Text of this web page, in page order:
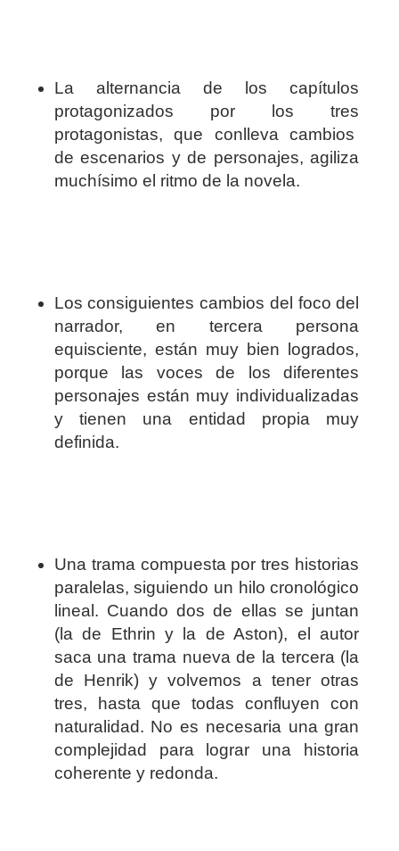
La alternancia de los capítulos
protagonizados por los tres
protagonistas, que conlleva cambios
de escenarios y de personajes, agiliza
muchísimo el ritmo de la novela.
Los consiguientes cambios del foco del
narrador, en tercera persona
equisciente, están muy bien logrados,
porque las voces de los diferentes
personajes están muy individualizadas
y tienen una entidad propia muy
definida.
Una trama compuesta por tres historias
paralelas, siguiendo un hilo cronológico
lineal. Cuando dos de ellas se juntan
(la de Ethrin y la de Aston), el autor
saca una trama nueva de la tercera (la
de Henrik) y volvemos a tener otras
tres, hasta que todas confluyen con
naturalidad. No es necesaria una gran
complejidad para lograr una historia
coherente y redonda.